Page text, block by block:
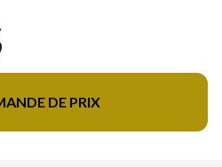
DE PRIX